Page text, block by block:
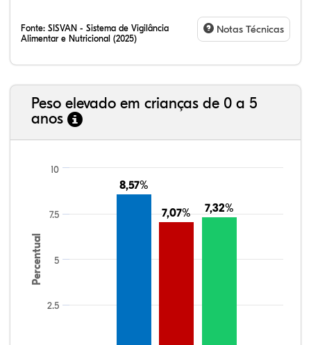
Fonte: SISVAN - Sistema de Vigilância
Alimentar e Nutricional (2025)
Notas Técnicas
Peso elevado em crianças de 0 a 5
anos
Percentual
8,57%
8,57%
7,07%
7,07% 7,32%
7,32%
2.5
5
7.5
10